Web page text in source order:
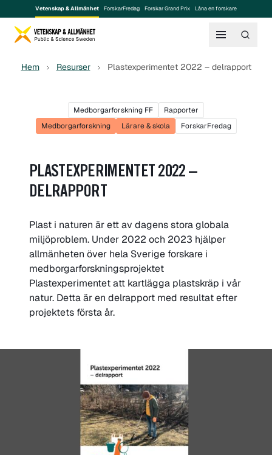
Vetenskap & Allmänhet ForskarFredag Forskar Grand Prix Låna en forskare
Hem Resurser Plastexperimentet 2022 – delrapport
Medborgarforskning FF
Rapporter
Medborgarforskning
Lärare & skola ForskarFredag
PLASTEXPERIMENTET 2022 –
DELRAPPORT
Plast i naturen är ett av dagens stora globala
miljöproblem. Under 2022 och 2023 hjälper
allmänheten över hela Sverige forskare i
medborgarforskningsprojektet
Plastexperimentet att kartlägga plastskräp i vår
natur. Detta är en delrapport med resultat efter
projektets första år.